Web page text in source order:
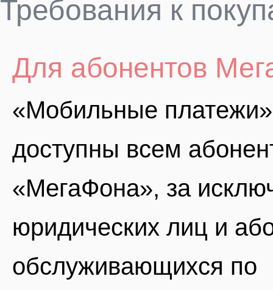
Требования к
Для абонентов
«Мобильные платежи»
доступны всем
«МегаФона», за
юридических лиц и
обслуживающихся по